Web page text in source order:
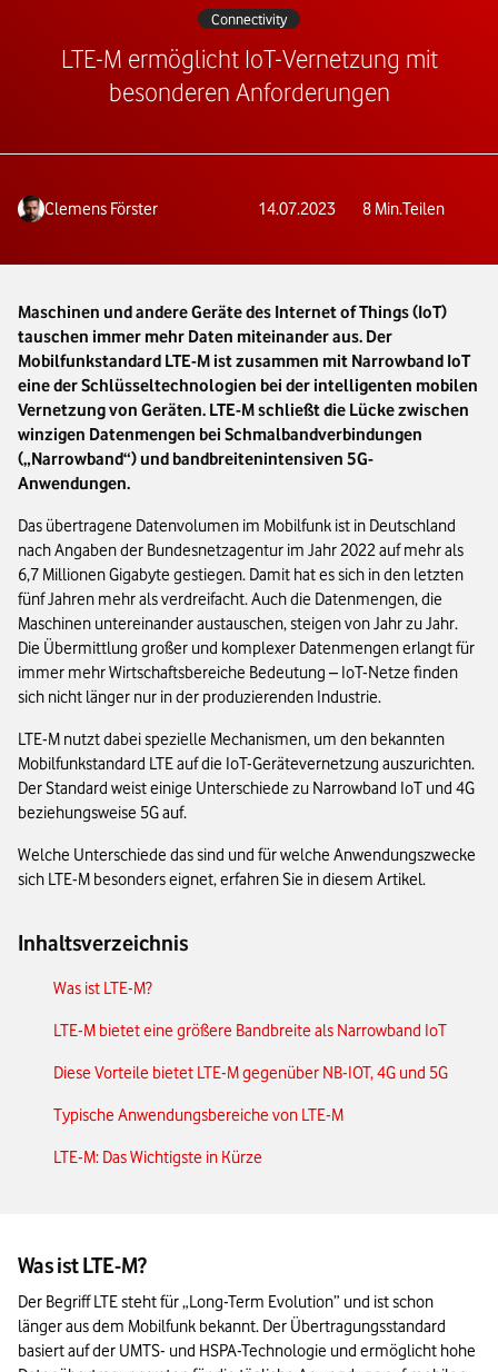
Connectivity
LTE-M ermöglicht IoT-Vernetzung mit
besonderen Anforderungen
Clemens Förster 14.07.2023 8 Min.Teilen
Maschinen und andere Geräte des Internet of Things (IoT)
tauschen immer mehr Daten miteinander aus. Der
Mobilfunkstandard LTE-M ist zusammen mit Narrowband IoT
eine der Schlüsseltechnologien bei der intelligenten mobilen
Vernetzung von Geräten. LTE-M schließt die Lücke zwischen
winzigen Datenmengen bei Schmalbandverbindungen
(„Narrowband“) und bandbreitenintensiven 5G-
Anwendungen.
Das übertragene Datenvolumen im Mobilfunk ist in Deutschland
nach Angaben der Bundesnetzagentur im Jahr 2022 auf mehr als
6,7 Millionen Gigabyte gestiegen. Damit hat es sich in den letzten
fünf Jahren mehr als verdreifacht. Auch die Datenmengen, die
Maschinen untereinander austauschen, steigen von Jahr zu Jahr.
Die Übermittlung großer und komplexer Datenmengen erlangt für
immer mehr Wirtschaftsbereiche Bedeutung – IoT-Netze finden
sich nicht länger nur in der produzierenden Industrie.
LTE-M nutzt dabei spezielle Mechanismen, um den bekannten
Mobilfunkstandard LTE auf die IoT-Gerätevernetzung auszurichten.
Der Standard weist einige Unterschiede zu Narrowband IoT und 4G
beziehungsweise 5G auf.
Welche Unterschiede das sind und für welche Anwendungszwecke
sich LTE-M besonders eignet, erfahren Sie in diesem Artikel.
Inhaltsverzeichnis
Was ist LTE-M?
LTE-M bietet eine größere Bandbreite als Narrowband IoT
Diese Vorteile bietet LTE-M gegenüber NB-IOT, 4G und 5G
Typische Anwendungsbereiche von LTE-M
LTE-M: Das Wichtigste in Kürze
Was ist LTE-M?
Der Begriff LTE steht für „Long-Term Evolution” und ist schon
länger aus dem Mobilfunk bekannt. Der Übertragungsstandard
basiert auf der UMTS- und HSPA-Technologie und ermöglicht hohe